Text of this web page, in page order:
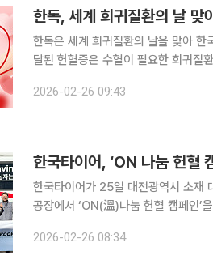
한독, 세계 희귀질환의 날 맞
한독은 세계 희귀질환의 날을 맞아
달된 헌혈증은 수혈이 필요한 희귀질환 및
일 '세계 희귀질환의 날'에 맞춰 사랑
2026-02-26 09:43
한국타이어, ‘ON 나눔 헌혈
한국타이어가 25일 대전광역시 소재
공장에서 ‘ON(溫)나눔 헌혈 캠페인’을 진행했다고 26
국내 생산기지와 R&D 센터 등에서
2026-02-26 08:34